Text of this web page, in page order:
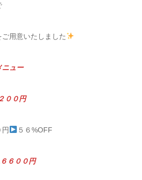
用意いたしました
ニュー
００円
５６%OFF
６６００円